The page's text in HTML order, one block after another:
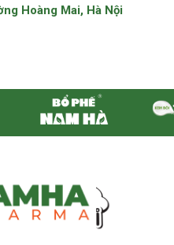
Hoàng Mai, Hà Nội